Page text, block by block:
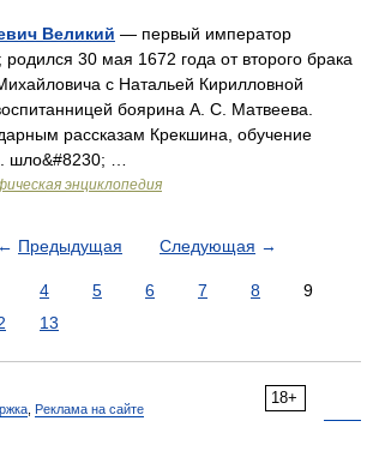
Великий — первый император
родился 30 мая 1672 года от второго брака
с Натальей Кирилловной
боярина А. С. Матвеева.
рассказам Крекшина, обучение
шло&#8230; …
энциклопедия
← Предыдущая Следующая →
4 5 6 7 8
9
13
18+
Реклама на сайте